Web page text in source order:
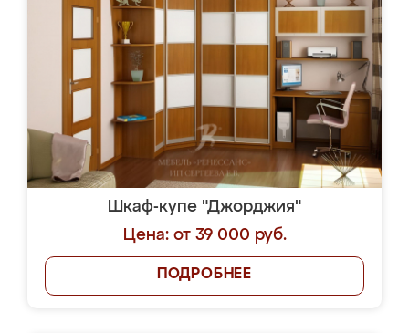
Шкаф-купе "Джорджия"
Цена: от 39 000 руб.
ПОДРОБНЕЕ